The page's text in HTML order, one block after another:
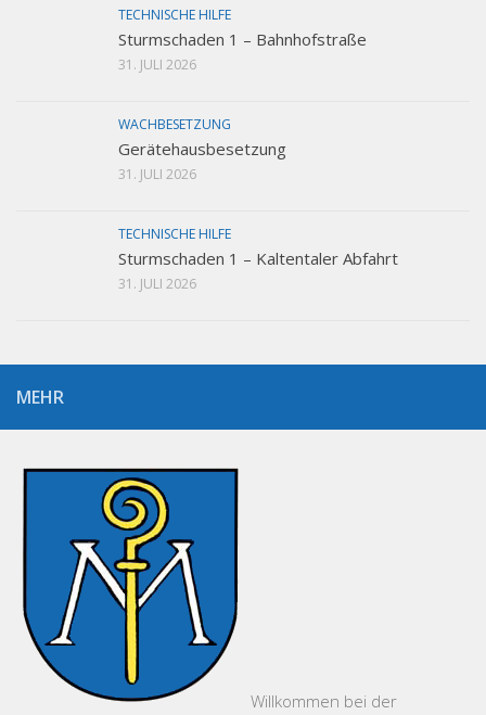
TECHNISCHE HILFE
Sturmschaden 1 – Bahnhofstraße
31. JULI 2026
WACHBESETZUNG
Gerätehausbesetzung
31. JULI 2026
TECHNISCHE HILFE
Sturmschaden 1 – Kaltentaler Abfahrt
31. JULI 2026
MEHR
Willkommen bei der